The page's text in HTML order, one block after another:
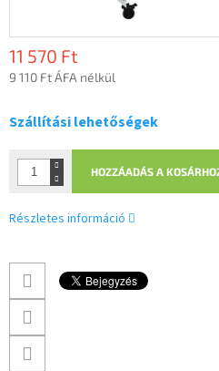
11 570 Ft
9 110 Ft ÁFA nélkül
Szállítási lehetőségek
HOZZÁADÁS A
Részletes információ